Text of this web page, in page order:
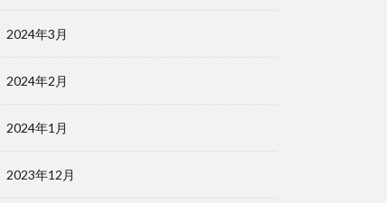
2024年3月
2024年2月
2024年1月
2023年12月